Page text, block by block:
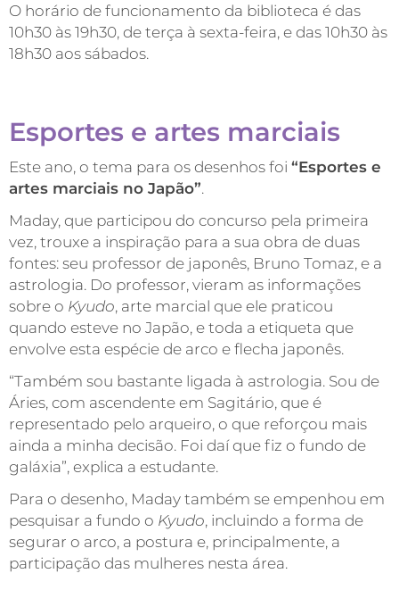
O horário de funcionamento da biblioteca é das
10h30 às 19h30, de terça à sexta-feira, e das 10h30 às
18h30 aos sábados.
Esportes e artes marciais
Este ano, o tema para os desenhos foi “Esportes e
artes marciais no Japão”.
Maday, que participou do concurso pela primeira
vez, trouxe a inspiração para a sua obra de duas
fontes: seu professor de japonês, Bruno Tomaz, e a
astrologia. Do professor, vieram as informações
sobre o Kyudo, arte marcial que ele praticou
quando esteve no Japão, e toda a etiqueta que
envolve esta espécie de arco e flecha japonês.
“Também sou bastante ligada à astrologia. Sou de
Áries, com ascendente em Sagitário, que é
representado pelo arqueiro, o que reforçou mais
ainda a minha decisão. Foi daí que fiz o fundo de
galáxia”, explica a estudante.
Para o desenho, Maday também se empenhou em
pesquisar a fundo o Kyudo, incluindo a forma de
segurar o arco, a postura e, principalmente, a
participação das mulheres nesta área.